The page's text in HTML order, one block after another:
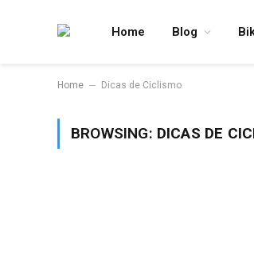
Home Blog
Home – Dicas de Ciclismo
BROWSING: DICAS DE